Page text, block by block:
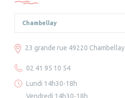
Chambellay
23 grande rue 49220 Chambellay
02 41 95 10 54
Lundi 14h30-18h
Vendredi 14h30-18h